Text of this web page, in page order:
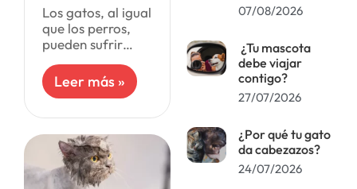
Los gatos, al igual
que los perros,
pueden sufrir
pulgas. Las
consecuencias
pueden ser graves
si no se tratan a
Leer más »
07/08/2026
¿Tu mascota
debe viajar
contigo?
27/07/2026
¿Por qué tu gato
da cabezazos?
24/07/2026